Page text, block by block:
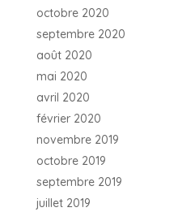
octobre 2020
septembre 2020
août 2020
mai 2020
avril 2020
février 2020
novembre 2019
octobre 2019
septembre 2019
juillet 2019